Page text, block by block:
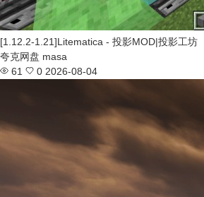
[1.12.2-1.21]Litematica - 投影MOD|投影工坊
夸克网盘 masa
61
0 2026-08-04